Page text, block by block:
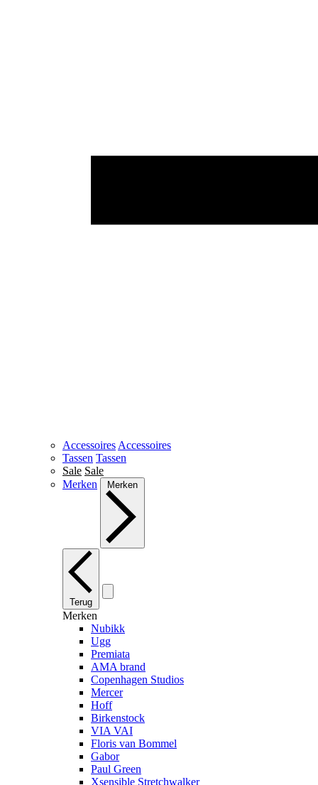
Accessoires Accessoires
Tassen Tassen
Sale Sale
Merken
Merken
Terug
Merken
Nubikk
Ugg
Premiata
AMA brand
Copenhagen Studios
Mercer
Hoff
Birkenstock
VIA VAI
Floris van Bommel
Gabor
Paul Green
Xsensible Stretchwalker